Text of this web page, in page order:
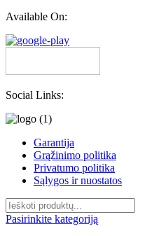
Available On:
Social Links:
Garantija
Grąžinimo politika
Privatumo politika
Sąlygos ir nuostatos
Pasirinkite kategoriją